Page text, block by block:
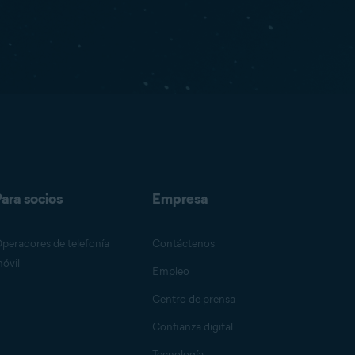
socios
de telefonía
Empresa
Contáctenos
Empleo
Centro de prensa
Confianza digital